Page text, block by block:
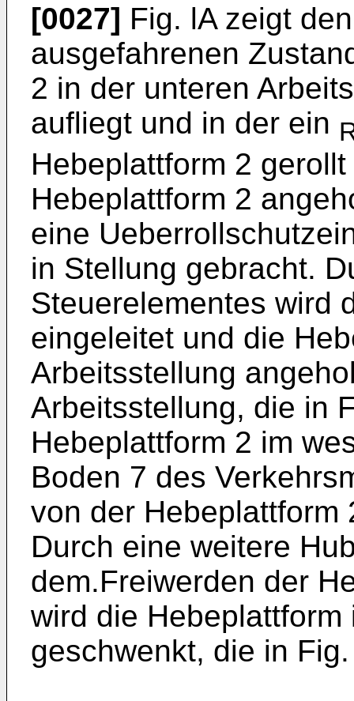
[0027] Fig. lA zeigt
ausgefahrenen
2 in der unteren
aufliegt und in der ein
Hebeplattform 2
Hebeplattform 2
eine
in Stellung gebracht.
Steuerelementes wird
eingeleitet und die
Arbeitsstellung
Arbeitsstellung, die in
Hebeplattform 2 im
Boden 7 des
von der Hebeplattform
Durch eine weitere
dem.Freiwerden der
wird die
geschwenkt, die in